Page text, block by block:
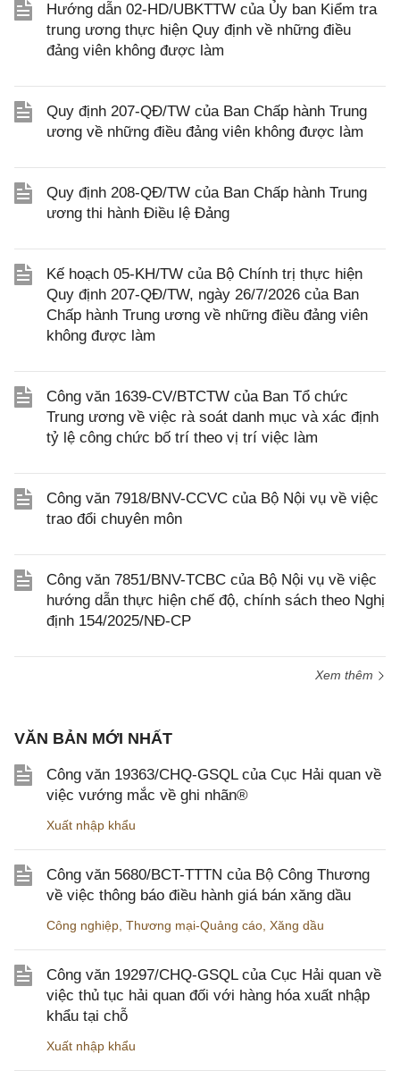
Hướng dẫn 02-HD/UBKTTW của Ủy ban Kiểm tra
trung ương thực hiện Quy định về những điều
đảng viên không được làm
Quy định 207-QĐ/TW của Ban Chấp hành Trung
ương về những điều đảng viên không được làm
Quy định 208-QĐ/TW của Ban Chấp hành Trung
ương thi hành Điều lệ Đảng
Kế hoạch 05-KH/TW của Bộ Chính trị thực hiện
Quy định 207-QĐ/TW, ngày 26/7/2026 của Ban
Chấp hành Trung ương về những điều đảng viên
không được làm
Công văn 1639-CV/BTCTW của Ban Tổ chức
Trung ương về việc rà soát danh mục và xác định
tỷ lệ công chức bố trí theo vị trí việc làm
Công văn 7918/BNV-CCVC của Bộ Nội vụ về việc
trao đổi chuyên môn
Công văn 7851/BNV-TCBC của Bộ Nội vụ về việc
hướng dẫn thực hiện chế độ, chính sách theo Nghị
định 154/2025/NĐ-CP
Xem thêm
VĂN BẢN MỚI NHẤT
Công văn 19363/CHQ-GSQL của Cục Hải quan về
việc vướng mắc về ghi nhãn®
Xuất nhập khẩu
Công văn 5680/BCT-TTTN của Bộ Công Thương
về việc thông báo điều hành giá bán xăng dầu
Công nghiệp Thương mại-Quảng cáo Xăng dầu
Công văn 19297/CHQ-GSQL của Cục Hải quan về
việc thủ tục hải quan đối với hàng hóa xuất nhập
khẩu tại chỗ
Xuất nhập khẩu